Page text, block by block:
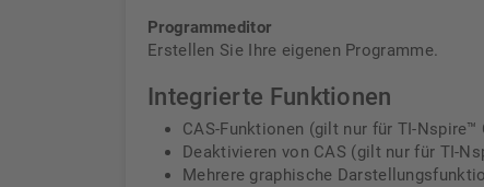
Programmeditor
Erstellen Sie Ihre eigenen Programme.
Integrierte Funktionen
CAS-Funktionen (gilt nur für TI-Nspire™
Deaktivieren von CAS (gilt nur für TI-
Mehrere graphische